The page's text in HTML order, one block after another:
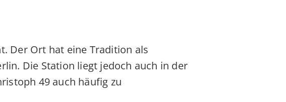
Der Ort hat eine Tradition als
Die Station liegt jedoch auch in der
49 auch häufig zu